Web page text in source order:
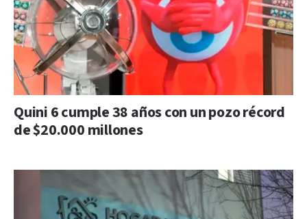
Quini 6 cumple 38 años con un pozo récord
de $20.000 millones